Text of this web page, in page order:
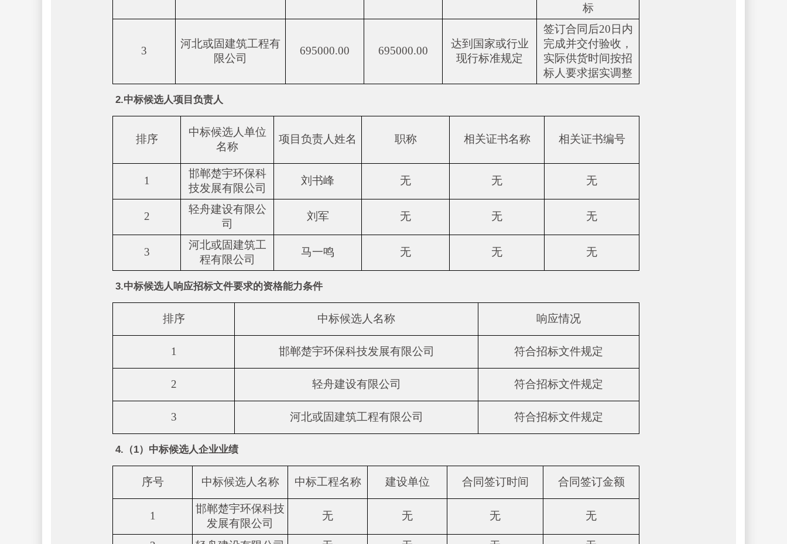
标
3
河北或固建筑工程有
限公司
695000.00 695000.00
达到国家或行业
现行标准规定
签订合同后20日内
完成并交付验收，
实际供货时间按招
标人要求据实调整
2.中标候选人项目负责人
排序
中标候选人单位
名称
项目负责人姓名 职称 相关证书名称 相关证书编号
1
邯郸楚宇环保科
技发展有限公司
刘书峰 无 无 无
2
轻舟建设有限公
司
刘军 无 无 无
3
河北或固建筑工
程有限公司
马一鸣 无 无 无
3.中标候选人响应招标文件要求的资格能力条件
排序 中标候选人名称 响应情况
1 邯郸楚宇环保科技发展有限公司 符合招标文件规定
2 轻舟建设有限公司 符合招标文件规定
3 河北或固建筑工程有限公司 符合招标文件规定
4.（1）中标候选人企业业绩
序号 中标候选人名称 中标工程名称 建设单位 合同签订时间 合同签订金额
1
邯郸楚宇环保科技
发展有限公司
无 无 无 无